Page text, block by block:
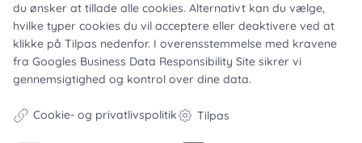
Leje- og købsbetingelser
Cookie- og privatlivspolitik
Typiske spørgsmål
Inspiration
du ønsker at tillade alle cookies. Alternativt kan du vælge,
hvilke typer cookies du vil acceptere eller deaktivere ved at
klikke på Tilpas nedenfor. I overensstemmelse med kravene
fra Googles Business Data Responsibility Site sikrer vi
gennemsigtighed og kontrol over dine data.
Cookie- og privatlivspolitik Tilpas